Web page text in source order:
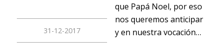
31-12-2017
que Papá Noel, por eso
nos queremos anticipar
y en nuestra vocación…